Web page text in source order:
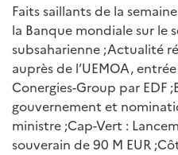
Faits saillants de la
la Banque mondiale sur le
subsaharienne ;Actualité
auprès de l’UEMOA,
Conergies-Group par EDF
gouvernement et
ministre ;Cap-Vert :
souverain de 90 M EUR